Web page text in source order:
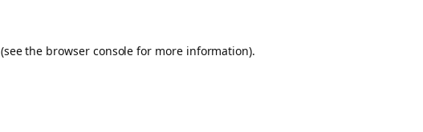
(see the browser console for more information).